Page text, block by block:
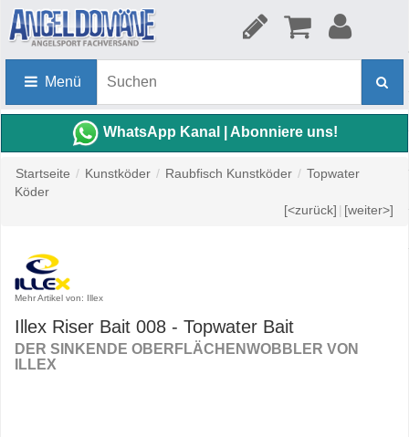
Menü
WhatsApp Kanal | Abonniere uns!
Startseite / Kunstköder / Raubfisch Kunstköder / Topwater
Köder
[<zurück] | [weiter>]
Mehr Artikel von: Illex
Illex Riser Bait 008 - Topwater Bait
DER SINKENDE OBERFLÄCHENWOBBLER VON
ILLEX